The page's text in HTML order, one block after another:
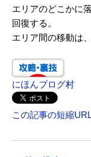
エリアのどこかに
回復する。
エリア間の移動は
にほんブログ村
この記事の短縮